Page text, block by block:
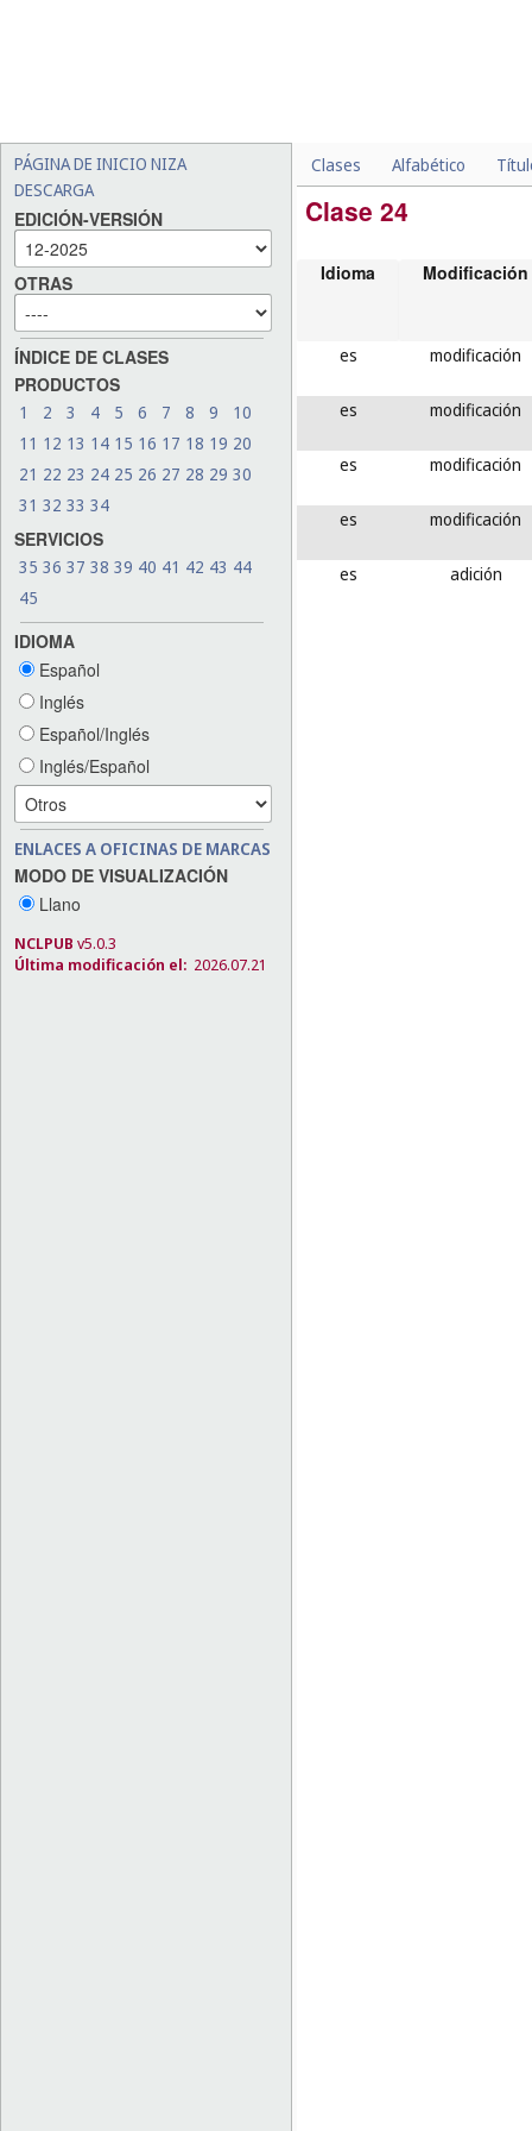
PÁGINA DE INICIO NIZA
DESCARGA
EDICIÓN-VERSIÓN
OTRAS
ÍNDICE DE CLASES
PRODUCTOS
1 2 3 4 5 6 7 8 9
10
11 12 13 14 15 16 17 18 19 20
21 22 23 24 25 26 27 28 29 30
31 32 33 34
SERVICIOS
35 36 37 38 39 40 41 42 43 44
45
IDIOMA
Español
Inglés
Español/Inglés
Inglés/Español
ENLACES A OFICINAS DE MARCAS
MODO DE VISUALIZACIÓN
Llano
NCLPUB v5.0.3
Última modificación el: 2026.07.21
Clases Alfabético
Clase 24
Idioma Modificación
es modificación
es modificación
es modificación
es modificación
es adición